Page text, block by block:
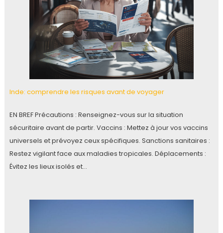
Inde: comprendre les risques avant de voyager
EN BREF Précautions : Renseignez-vous sur la situation
sécuritaire avant de partir. Vaccins : Mettez à jour vos vaccins
universels et prévoyez ceux spécifiques. Sanctions sanitaires :
Restez vigilant face aux maladies tropicales. Déplacements :
Évitez les lieux isolés et…